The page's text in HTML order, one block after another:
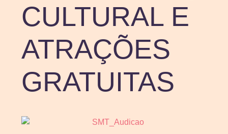
CULTURAL E
ATRAÇÕES
GRATUITAS